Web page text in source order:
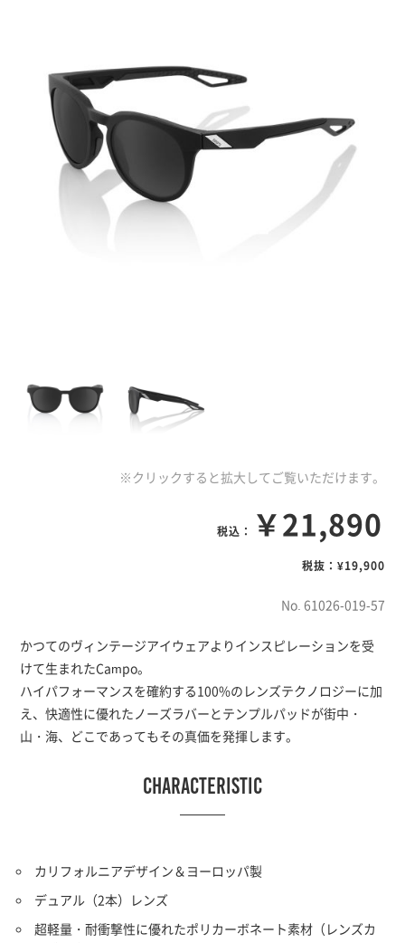
※クリックすると拡大してご覧いただけます。
税込： ￥21,890
税抜：¥19,900
No. 61026-019-57
かつてのヴィンテージアイウェアよりインスピレーションを受
けて生まれたCampo。
ハイパフォーマンスを確約する100%のレンズテクノロジーに加
え、快適性に優れたノーズラバーとテンプルパッドが街中・
山・海、どこであってもその真価を発揮します。
characteristic
カリフォルニアデザイン＆ヨーロッパ製
デュアル（2本）レンズ
超軽量・耐衝撃性に優れたポリカーボネート素材（レンズカ